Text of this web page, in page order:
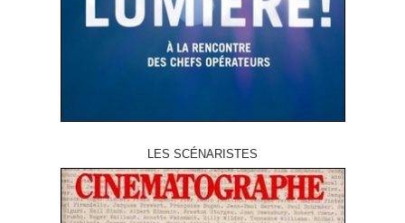
LES SCÉNARISTES